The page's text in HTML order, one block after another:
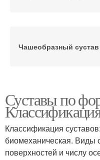
Чашеобразный сустав
Атлантозатылочный
сустав
Локтевой сустав
Суставы по
Классификация
биомеханическая. Виды
поверхностей и числу